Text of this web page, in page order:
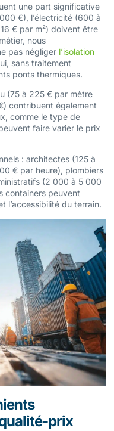
une part significative
€), l’électricité (600 à
€ par m²) doivent être
nous
pas négliger l’isolation
sans traitement
ponts thermiques.
(75 à 225 € par mètre
contribuent également
comme le type de
faire varier le prix
: architectes (125 à
€ par heure), plombiers
(2 000 à 5 000
containers peuvent
l’accessibilité du terrain.
prix